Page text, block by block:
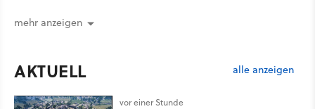
mehr anzeigen
AKTUELL alle anzeigen
vor einer Stunde